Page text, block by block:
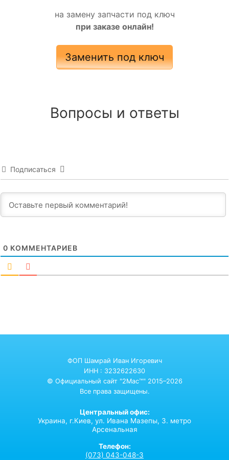
на замену запчасти под ключ
при заказе онлайн!
Заменить под ключ
Вопросы и ответы
Подписаться
0 КОММЕНТАРИЕВ
ФОП Шамрай Иван Игоревич
ИНН : 3232622630
© Официальный сайт "2Mac™" 2015–2026
Все права защищены.
Центральный офис:
Украина, г.Киев, ул. Ивана Мазепы, 3. метро
Арсенальная
Телефон:
(073) 043-048-3